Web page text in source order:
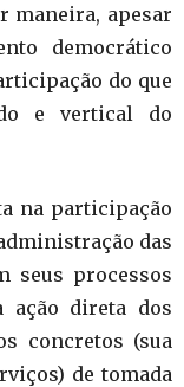
maneira, apesar
democrático
do que
e vertical do
na participação
das
seus processos
ação direta dos
concretos (sua
de tomada